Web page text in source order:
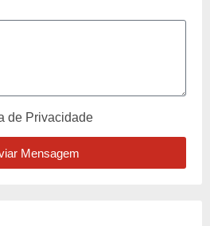
de Privacidade
Mensagem